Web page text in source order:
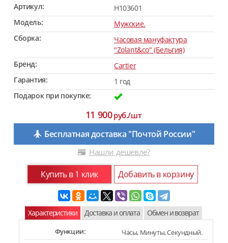
Артикул:
H103601
Модель:
Мужские.
Сборка:
Часовая мануфактура
"Zolant&co" (Бельгия)
Бренд:
Cartier
Гарантия:
1 год
Подарок при покупке:
11 900руб./шт
Бесплатная доставка "Почтой России"
Нашли дешевле?
Купить в 1 клик Добавить в корзину
Характеристики Доставка и оплата Обмен и возврат
Функции:
Часы, Минуты, Секундный.